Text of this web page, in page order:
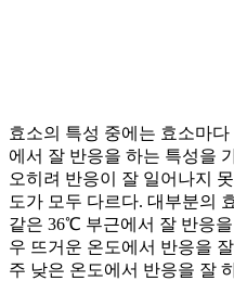
효소의 특성 중에는 효소마
에서 잘 반응을 하는 특성을
오히려 반응이 잘 일어나지
도가 모두 다르다. 대부분의
같은 36℃ 부근에서 잘 반응
우 뜨거운 온도에서 반응을
주 낮은 온도에서 반응을 잘